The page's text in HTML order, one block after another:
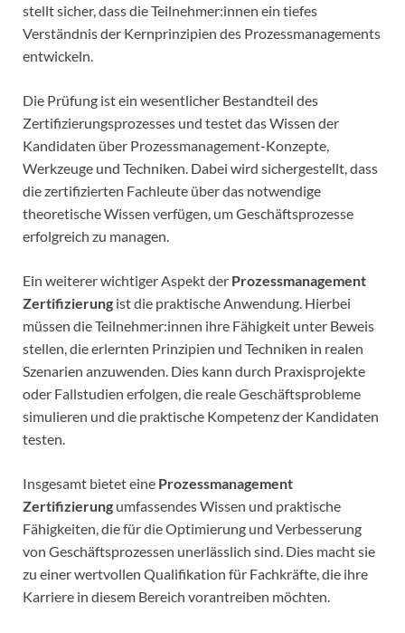
stellt sicher, dass die Teilnehmer:innen ein tiefes
Verständnis der Kernprinzipien des Prozessmanagements
entwickeln.
Die Prüfung ist ein wesentlicher Bestandteil des
Zertifizierungsprozesses und testet das Wissen der
Kandidaten über Prozessmanagement-Konzepte,
Werkzeuge und Techniken. Dabei wird sichergestellt, dass
die zertifizierten Fachleute über das notwendige
theoretische Wissen verfügen, um Geschäftsprozesse
erfolgreich zu managen.
Ein weiterer wichtiger Aspekt der Prozessmanagement
Zertifizierung ist die praktische Anwendung. Hierbei
müssen die Teilnehmer:innen ihre Fähigkeit unter Beweis
stellen, die erlernten Prinzipien und Techniken in realen
Szenarien anzuwenden. Dies kann durch Praxisprojekte
oder Fallstudien erfolgen, die reale Geschäftsprobleme
simulieren und die praktische Kompetenz der Kandidaten
testen.
Insgesamt bietet eine Prozessmanagement
Zertifizierung umfassendes Wissen und praktische
Fähigkeiten, die für die Optimierung und Verbesserung
von Geschäftsprozessen unerlässlich sind. Dies macht sie
zu einer wertvollen Qualifikation für Fachkräfte, die ihre
Karriere in diesem Bereich vorantreiben möchten.